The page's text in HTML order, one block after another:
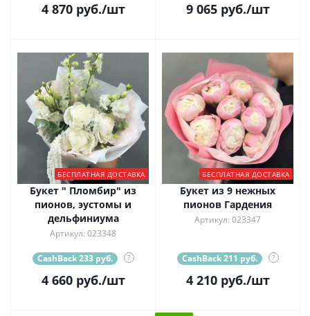
4 870руб./шт 9 065руб./шт
БЕСПЛАТНАЯ ДОСТАВКА
Букет " Пломбир" из
пионов, эустомы и
дельфиниума
Артикул: 023348
CashBack 233 руб. ?
4 660руб./шт
БЕСПЛАТНАЯ ДОСТАВКА
Букет из 9 нежных
пионов Гардения
Артикул: 023347
CashBack 211 руб. ?
4 210руб./шт